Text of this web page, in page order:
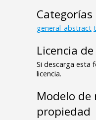
Categorías
general_abstract
Licencia
Si descarga esta
licencia.
Modelo de
propiedad